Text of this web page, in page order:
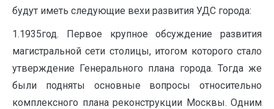
будут иметь следующие вехи развития УДС города:
1.1935год. Первое крупное обсуждение развития
магистральной сети столицы, итогом которого стало
утверждение Генерального плана города. Тогда же
были подняты основные вопросы относительно
комплексного плана реконструкции Москвы. Одним